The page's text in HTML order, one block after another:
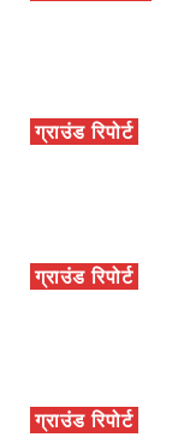
ग्राउंड रिपोर्ट
ग्राउंड रिपोर्ट
ग्राउंड रिपोर्ट